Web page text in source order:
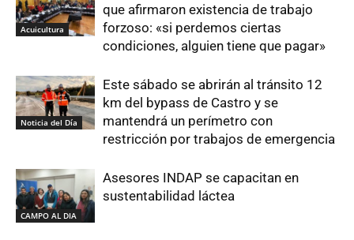
Acuicultura
que afirmaron existencia de trabajo
forzoso: «si perdemos ciertas
condiciones, alguien tiene que pagar»
Noticia del Día
Este sábado se abrirán al tránsito 12
km del bypass de Castro y se
mantendrá un perímetro con
restricción por trabajos de emergencia
CAMPO AL DIA
Asesores INDAP se capacitan en
sustentabilidad láctea